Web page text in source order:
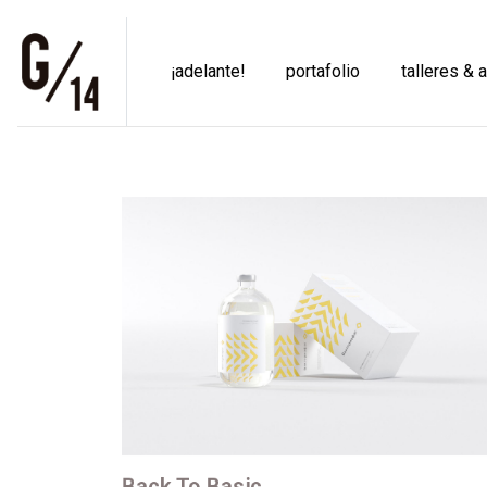
¡adelante! portafolio talleres &